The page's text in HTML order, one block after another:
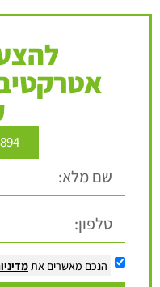
הנכם מאשרים את